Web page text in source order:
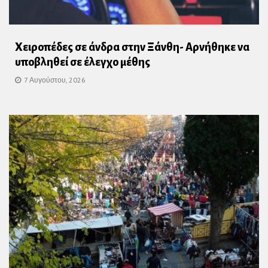
Χειροπέδες σε άνδρα στην Ξάνθη- Αρνήθηκε να
υποβληθεί σε έλεγχο μέθης
7 Αυγούστου, 2026